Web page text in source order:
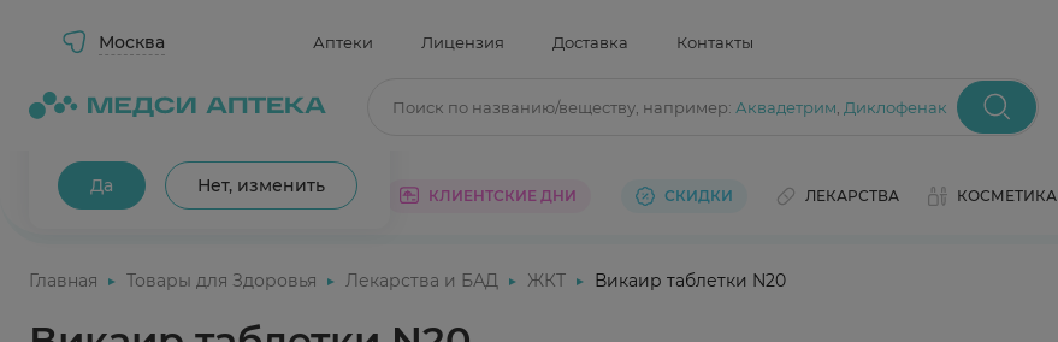
Москва
Ваш город Москва?
Да Нет, изменить
Аптеки Лицензия Доставка Контакты
Поиск по названию/веществу, например: Аквадетрим Диклофенак
КАТАЛОГ АКЦИИ КЛИЕНТСКИЕ ДНИ СКИДКИ ЛЕКАРСТВА КОСМЕТИКА
Главная Товары для Здоровья Лекарства и БАД ЖКТ Викаир таблетки N20